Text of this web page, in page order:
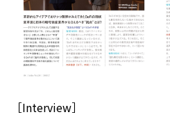
［Interview］